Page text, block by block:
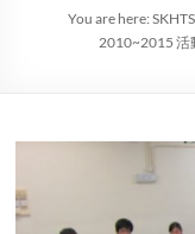
You are here:
2010~2015 活